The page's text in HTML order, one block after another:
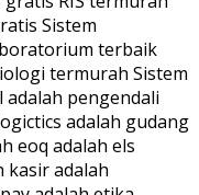
Sistem
terbaik
termurah Sistem
pengendali
adalah gudang
eoq adalah els
kasir adalah